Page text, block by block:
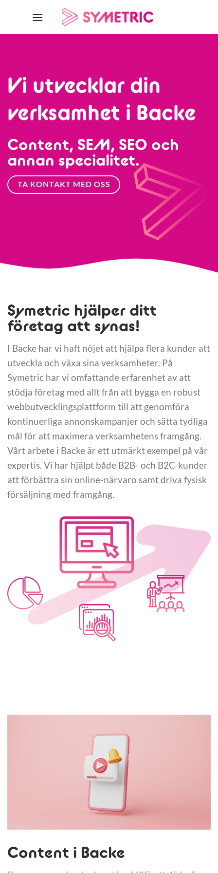
Vi utvecklar din
verksamhet i Backe
Content, SEM, SEO och
annan specialitet.
TA KONTAKT MED OSS
Symetric hjälper ditt
företag att synas!
I Backe har vi haft nöjet att hjälpa flera kunder att
utveckla och växa sina verksamheter. På
Symetric har vi omfattande erfarenhet av att
stödja företag med allt från att bygga en robust
webbutvecklingsplattform till att genomföra
kontinuerliga annonskampanjer och sätta tydliga
mål för att maximera verksamhetens framgång.
Vårt arbete i Backe är ett utmärkt exempel på vår
expertis. Vi har hjälpt både B2B- och B2C-kunder
att förbättra sin online-närvaro samt driva fysisk
försäljning med framgång.
Content i Backe